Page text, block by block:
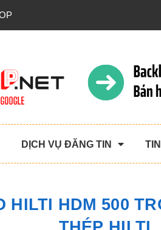
DỊCH VỤ ĐĂNG TIN
HILTI HDM 500